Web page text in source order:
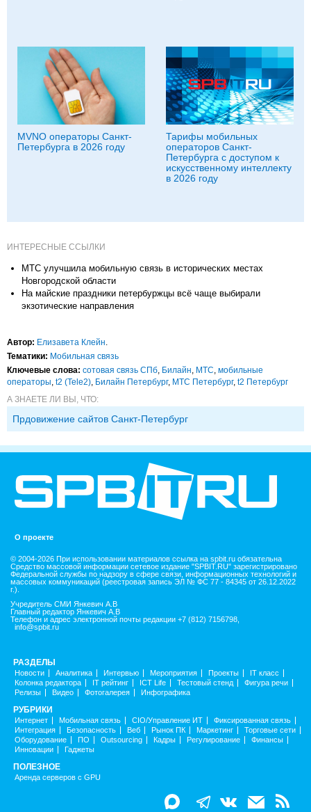
MVNO операторы Санкт-
Петербурга в 2026 году
Тарифы мобильных
операторов Санкт-
Петербурга с доступом к
искусственному интеллекту
в 2026 году
ИНТЕРЕСНЫЕ ССЫЛКИ
МТС улучшила мобильную связь в исторических местах
Новгородской области
На майские праздники петербуржцы всё чаще выбирали
экзотические направления
Автор: Елизавета Клейн.
Тематики: Мобильная связь
Ключевые слова: сотовая связь СПб, Билайн, МТС, мобильные
операторы, t2 (Tele2), Билайн Петербург, МТС Петербург, t2 Петербург
А ЗНАЕТЕ ЛИ ВЫ, ЧТО:
Прдовижение сайтов Санкт-Петербург
О проекте
© 2004-2026 При использовании материалов ссылка на spbit.ru обязательна
Средство массовой информации сетевое издание "SPBIT.RU" зарегистрировано
Федеральной службы по надзору в сфере связи, информационных технологий и
массовых коммуникаций (реестровая запись ЭЛ № ФС 77 - 84345 от 26.12.2022
г.).
Учредитель СМИ Янкевич А.В
Главный редактор Янкевич А.В
Телефон и адрес электронной почты редакции +7 (812) 7156798,
info@spbit.ru
РАЗДЕЛЫ
Новости Аналитика Интервью Мероприятия Проекты
IT класс
Колонка редактора
IT рейтинг ICT Life Тестовый стенд
Фигура речи
Релизы
Видео Фотогалерея Инфографика
РУБРИКИ
Интернет Мобильная связь CIO/Управление ИТ
Фиксированная связь
Интеграция
Безопасность Веб Рынок ПК Маркетинг
Торговые сети
Оборудование
ПО Outsourcing Кадры Регулирование
Финансы
Инновации
Гаджеты
ПОЛЕЗНОЕ
Аренда серверов с GPU